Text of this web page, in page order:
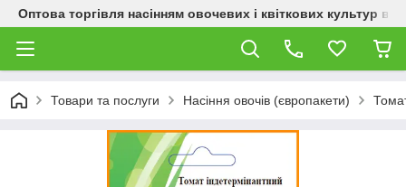
Оптова торгівля насінням овочевих і квіткових культур
Товари та послуги Насіння овочів (європакети)